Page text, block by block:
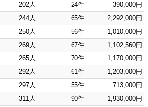
202人 24件
390,000円
244人 65件
2,292,000円
250人 56件
1,010,000円
269人 67件
1,102,560円
265人 70件
1,170,000円
292人 61件
1,203,000円
297人 55件
713,000円
311人 90件
1,930,000円